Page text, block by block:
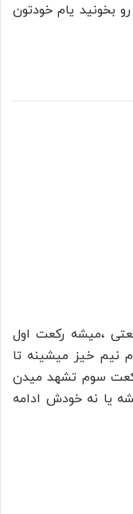
بخونید یام خودتون
،میشه رکعت اول
نیم خیز میشینه تا
رکعت سوم تشهد میدن
یا نه خودش ادامه